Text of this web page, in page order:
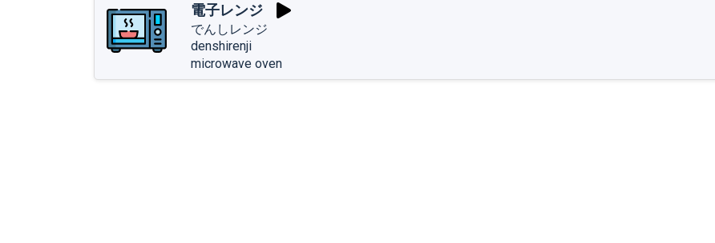
電子レンジ
でんしレンジ
denshirenji
microwave oven